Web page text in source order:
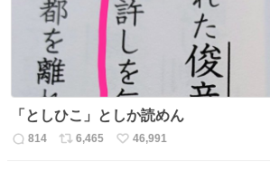
「としひこ」としか読めん
返
814
リ
6,465
い
46,991